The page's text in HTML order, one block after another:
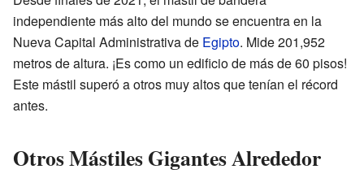
independiente más alto del mundo se encuentra en la
Nueva Capital Administrativa de Egipto. Mide 201,952
metros de altura. ¡Es como un edificio de más de 60 pisos!
Este mástil superó a otros muy altos que tenían el récord
antes.
Otros Mástiles Gigantes Alrededor